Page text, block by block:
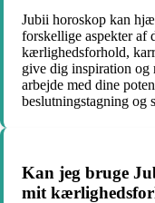
Jubii horoskop kan
forskellige aspekter af
kærlighedsforhold,
give dig inspiration og
arbejde med dine
beslutningstagning og
Kan jeg bruge
mit